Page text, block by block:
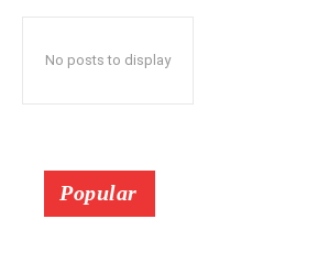
No posts to display
Popular